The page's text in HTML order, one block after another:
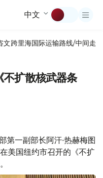
中文
文跨里海国际运输路线/中间走廊
不扩散核武器条
一副部长阿汗·热赫梅图
美国纽约市召开的《不扩